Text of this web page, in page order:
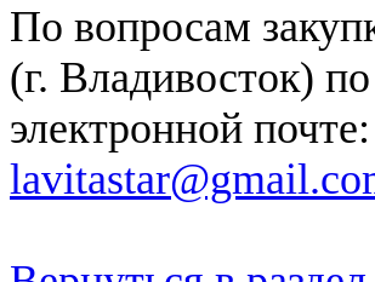
По вопросам
(г. Владивосток)
электронной почте: